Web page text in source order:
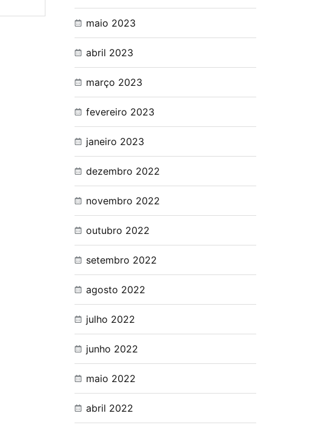
maio 2023
abril 2023
março 2023
fevereiro 2023
janeiro 2023
dezembro 2022
novembro 2022
outubro 2022
setembro 2022
agosto 2022
julho 2022
junho 2022
maio 2022
abril 2022